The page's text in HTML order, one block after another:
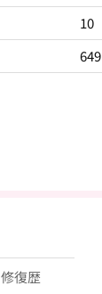
10
649
修復歴